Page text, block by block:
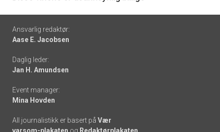
Footer
-
links
Ansvarlig redaktør:
Aase E. Jacobsen
Daglig leder:
Jan H. Amundsen
Event manager:
Mina Hovden
All journalistikk er basert på Vær